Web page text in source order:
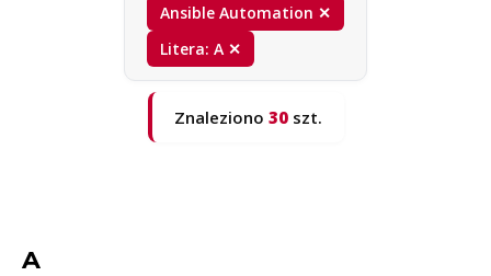
Ansible Automation ✕
Litera: A ✕
Znaleziono 30szt.
A